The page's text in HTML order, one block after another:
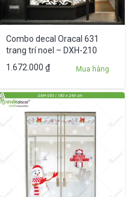
Combo decal Oracal 631
trang trí noel – DXH-210
1.672.000 ₫ Mua hàng